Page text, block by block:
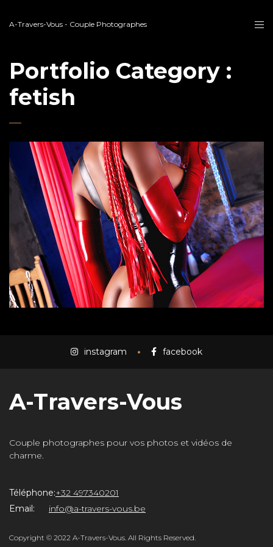
A-Travers-Vous - Couple Photographes
Portfolio Category :
fetish
instagram facebook
A-Travers-Vous
Couple photographes pour vos photos et vidéos de
charme.
Téléphone:+32 497340201
Email:
info@a-travers-vous.be
Copyright © 2022 A-Travers-Vous. All Rights Reserved.